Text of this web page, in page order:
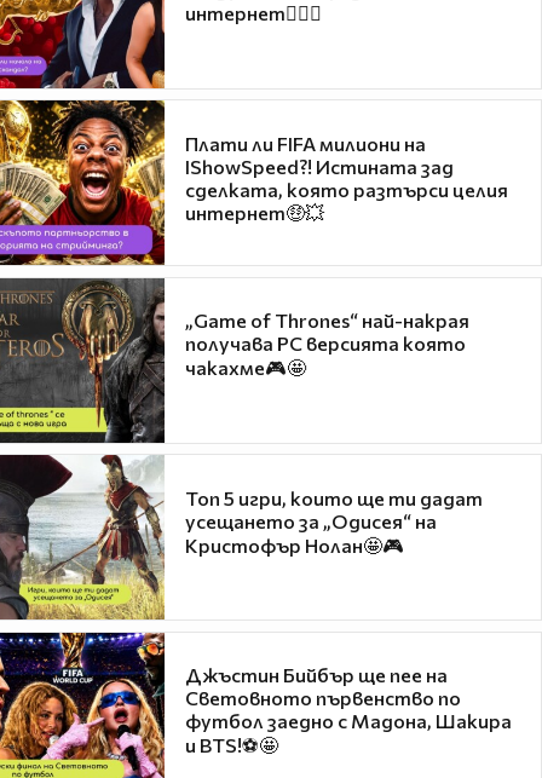
интернет❤️‍🔥🔥
Плати ли FIFA милиони на
IShowSpeed?! Истината зад
сделката, която разтърси целия
интернет🤑💥
„Game of Thrones“ най-накрая
получава PC версията която
чакахме🎮🤩
Топ 5 игри, които ще ти дадат
усещането за „Одисея“ на
Кристофър Нолан🤩🎮
Джъстин Бийбър ще пее на
Световното първенство по
футбол заедно с Мадона, Шакира
и BTS!⚽🤩